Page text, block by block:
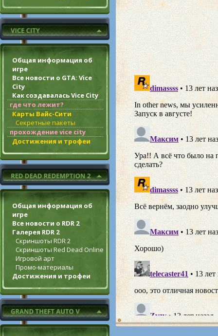
Общая информация об
игре
Все новости о GTA: Vice
City
Как создавалась Vice City
где что лежит?
Карты Вайс-Сити
Секретные пакеты
прохождение vice city
Достижения и трофеи
Общая информация об
игре
Все новости о RDR 2
Галерея RDR 2
Скриншоты RDR 2
Скриншоты Red Dead Online
Игровой арт
Промо-материалы
Достижения и трофеи